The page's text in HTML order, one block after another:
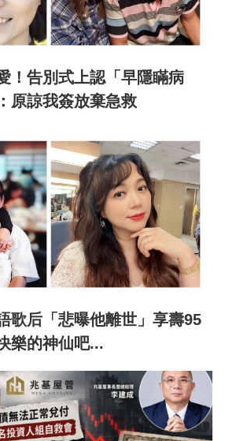
！告別式上認「早隱瞞病
諒我簽放棄急救
歌后「悲曝他離世」享壽95
樂的神仙吧...